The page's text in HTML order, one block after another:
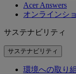
Acer Answers
オンラインシ
サステナビリティ
サステナビリティ
環境への取り